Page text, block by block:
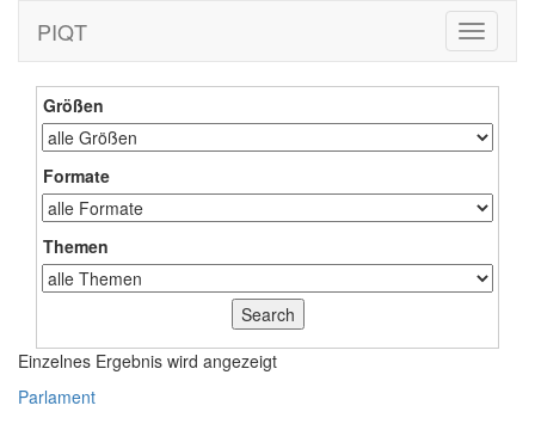
Toggle
PIQT
Größen
Formate
Themen
Einzelnes Ergebnis wird angezeigt
Parlament